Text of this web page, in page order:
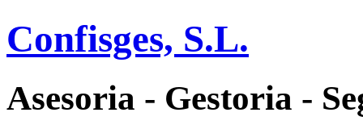
Confisges, S.L.
Asesoria - Gestoria -